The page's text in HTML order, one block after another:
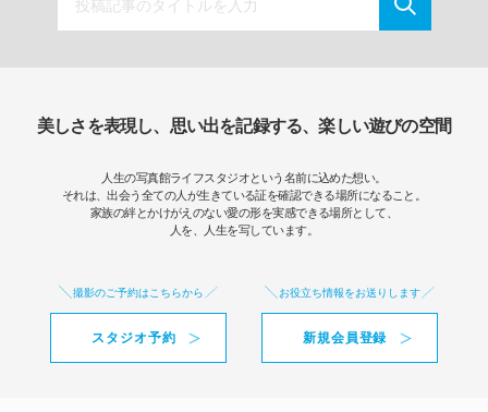
美しさを表現し、思い出を記録する、楽しい遊びの空間
人生の写真館ライフスタジオという名前に込めた想い。
それは、出会う全ての人が生きている証を確認できる場所になること。
家族の絆とかけがえのない愛の形を実感できる場所として、
人を、人生を写しています。
撮影のご予約はこちらから
スタジオ予約
お役立ち情報をお送りします
新規会員登録